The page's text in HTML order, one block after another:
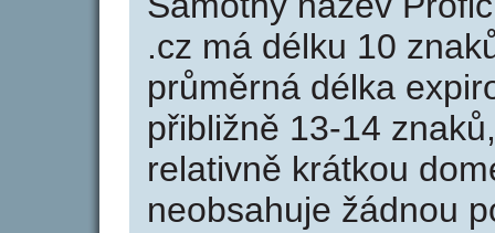
.cz má délku 10
průměrná délka
přibližně 13-14
relativně krátkou
neobsahuje žádnou